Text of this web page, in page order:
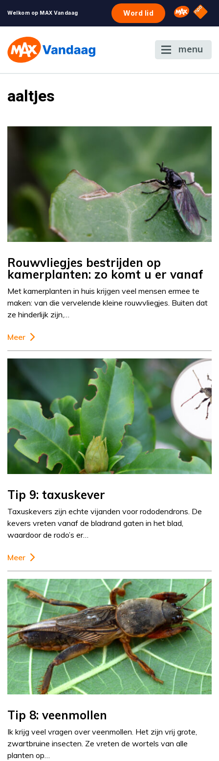
Welkom op MAX Vandaag Word lid Omroep
NPO
menu
aaltjes
Rouwvliegjes bestrijden op
kamerplanten: zo komt u er vanaf
Met kamerplanten in huis krijgen veel mensen ermee te
maken: van die vervelende kleine rouwvliegjes. Buiten dat
ze hinderlijk zijn,…
Meer
Tip 9: taxuskever
Taxuskevers zijn echte vijanden voor rododendrons. De
kevers vreten vanaf de bladrand gaten in het blad,
waardoor de rodo’s er…
Meer
Tip 8: veenmollen
Ik krijg veel vragen over veenmollen. Het zijn vrij grote,
zwartbruine insecten. Ze vreten de wortels van alle
planten op…